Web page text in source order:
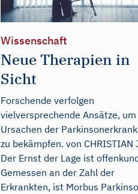
Wissenschaft
Neue Therapien in
Sicht
Forschende verfolgen
vielversprechende Ansätze, um
Ursachen der
zu bekämpfen. von CHRISTIAN
Der Ernst der Lage ist
Gemessen an der Zahl der
Erkrankten, ist Morbus